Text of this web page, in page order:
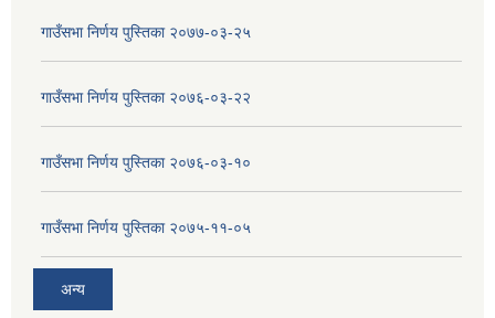
गाउँसभा निर्णय पुस्तिका २०७७-०३-२५
गाउँसभा निर्णय पुस्तिका २०७६-०३-२२
गाउँसभा निर्णय पुस्तिका २०७६-०३-१०
गाउँसभा निर्णय पुस्तिका २०७५-११-०५
अन्य